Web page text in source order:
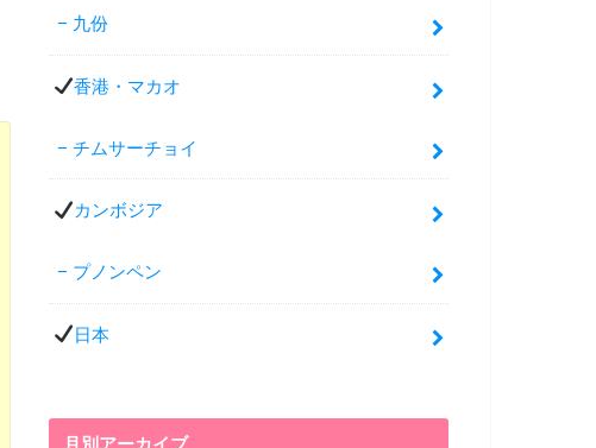
九份
香港・マカオ
チムサーチョイ
カンボジア
プノンペン
日本